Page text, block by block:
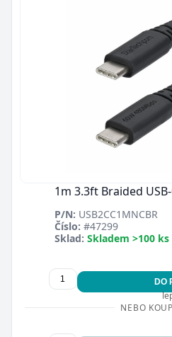
1m 3.3ft Braided
P/N: USB2CC1MNCBR
Číslo: #47299
Sklad: Skladem >100 ks
DO
NEBO